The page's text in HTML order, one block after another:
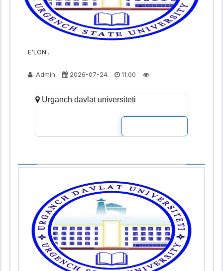
E'LON...
Admin 2026-07-24 11.00
Urganch davlat universiteti